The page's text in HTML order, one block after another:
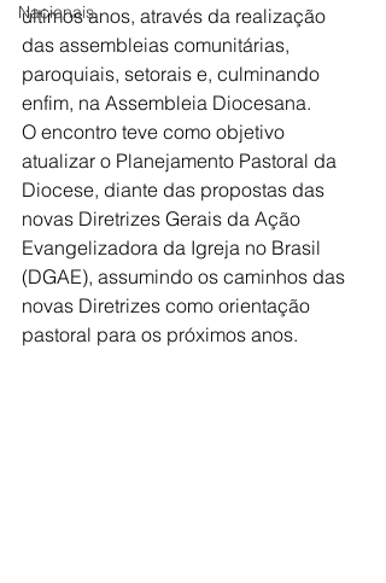
Nacionais
últimos anos, através da realização
das assembleias comunitárias,
paroquiais, setorais e, culminando
enfim, na Assembleia Diocesana.
O encontro teve como objetivo
atualizar o Planejamento Pastoral da
Diocese, diante das propostas das
novas Diretrizes Gerais da Ação
Evangelizadora da Igreja no Brasil
(DGAE), assumindo os caminhos das
novas Diretrizes como orientação
pastoral para os próximos anos.